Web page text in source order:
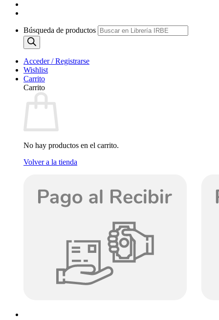
Búsqueda de productos
Acceder / Registrarse
Wishlist
Carrito
Carrito
No hay productos en el carrito.
Volver a la tienda